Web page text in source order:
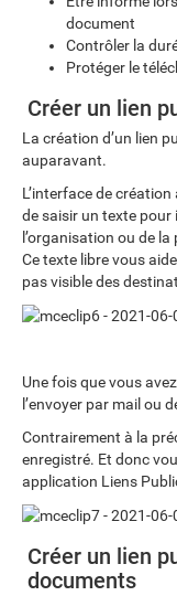
document
Contrôler la
Protéger le
Créer un lien
La création d’un lien
auparavant.
L’interface de
de saisir un texte pour
l’organisation ou de
Ce texte libre vous
pas visible des
Une fois que vous
l’envoyer par mail ou
Contrairement à la
enregistré. Et donc
application Liens
Créer un lien
documents